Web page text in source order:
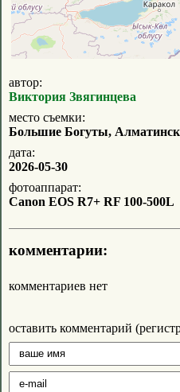
автор:
Виктория Звягинцева
место съемки:
Большие Богуты,
дата:
2026-05-30
фотоаппарат:
Canon EOS R7+ RF 100-500L
комментарии:
комментариев нет
оставить комментарий